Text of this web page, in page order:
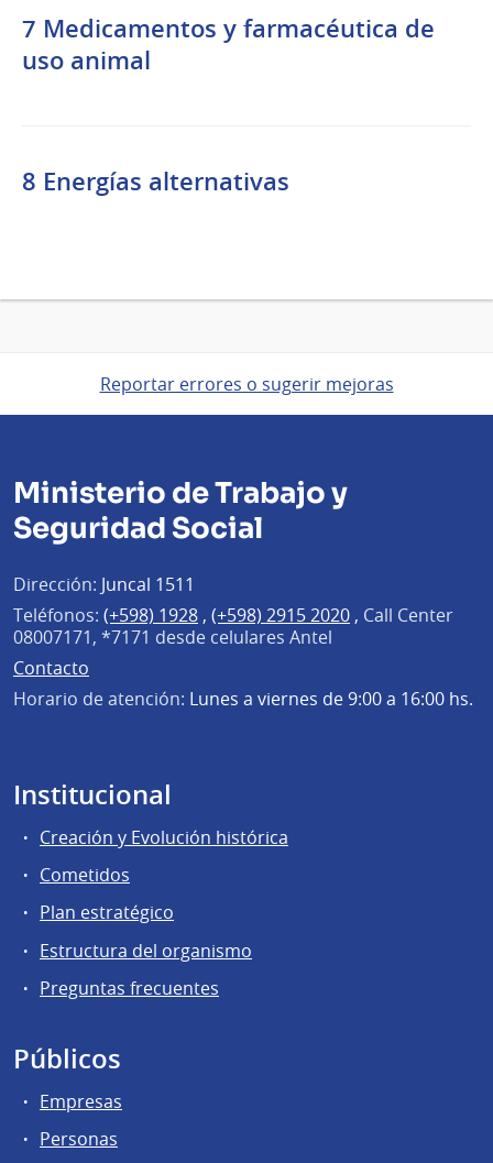
7 Medicamentos y farmacéutica de
uso animal
8 Energías alternativas
Reportar errores o sugerir mejoras
Ministerio de Trabajo y
Seguridad Social
Dirección: Juncal 1511
Teléfonos: (+598) 1928 , (+598) 2915 2020 , Call Center
08007171, *7171 desde celulares Antel
Contacto
Horario de atención: Lunes a viernes de 9:00 a 16:00 hs.
Institucional
Creación y Evolución histórica
Cometidos
Plan estratégico
Estructura del organismo
Preguntas frecuentes
Públicos
Empresas
Personas